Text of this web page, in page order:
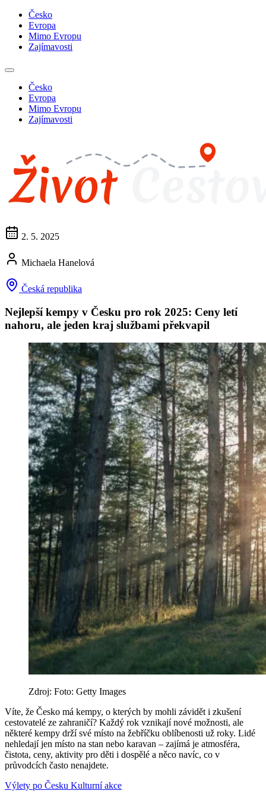
Česko
Evropa
Mimo Evropu
Zajímavosti
Česko
Evropa
Mimo Evropu
Zajímavosti
2. 5. 2025
Michaela Hanelová
Česká republika
Nejlepší kempy v Česku pro rok 2025: Ceny letí
nahoru, ale jeden kraj službami překvapil
Zdroj: Foto: Getty Images
Víte, že Česko má kempy, o kterých by mohli závidět i zkušení
cestovatelé ze zahraničí? Každý rok vznikají nové možnosti, ale
některé kempy drží své místo na žebříčku oblíbenosti už roky. Lidé
nehledají jen místo na stan nebo karavan – zajímá je atmosféra,
čistota, ceny, aktivity pro děti i dospělé a něco navíc, co v
průvodcích často nenajdete.
Výlety po Česku Kulturní akce